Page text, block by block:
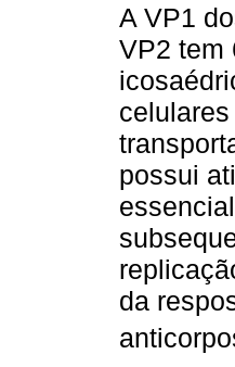
A VP1
VP2 tem
possui
da